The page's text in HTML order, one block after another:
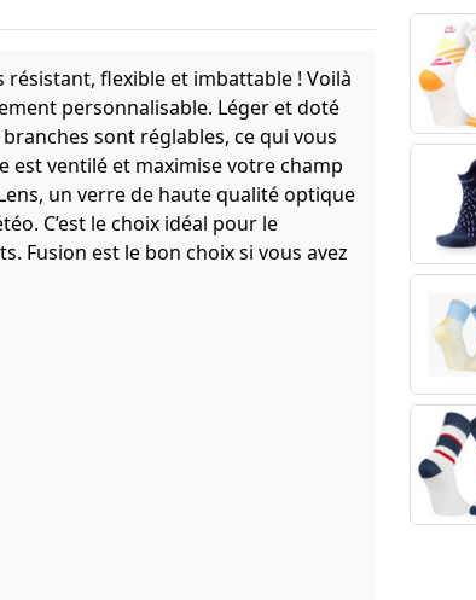
résistant, flexible et imbattable ! Voilà
personnalisable. Léger et doté
sont réglables, ce qui vous
ventilé et maximise votre champ
un verre de haute qualité optique
C’est le choix idéal pour le
Fusion est le bon choix si vous avez